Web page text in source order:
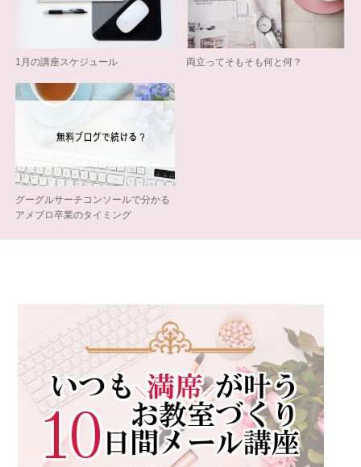
1月の講座スケジュール 両立ってそもそも何と何？
グーグルサーチコンソールで分かる
アメブロ卒業のタイミング